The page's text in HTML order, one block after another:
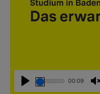
Abspielen
00:09